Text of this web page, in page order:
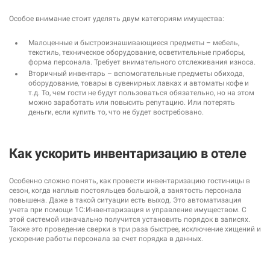
Особое внимание стоит уделять двум категориям имущества:
Малоценные и быстроизнашивающиеся предметы – мебель,
текстиль, техническое оборудование, осветительные приборы,
форма персонала. Требует внимательного отслеживания износа.
Вторичный инвентарь – вспомогательные предметы обихода,
оборудование, товары в сувенирных лавках и автоматы кофе и
т.д. То, чем гости не будут пользоваться обязательно, но на этом
можно заработать или повысить репутацию. Или потерять
деньги, если купить то, что не будет востребовано.
Как ускорить инвентаризацию в отеле
Особенно сложно понять, как провести инвентаризацию гостиницы в
сезон, когда наплыв постояльцев большой, а занятость персонала
повышена. Даже в такой ситуации есть выход. Это автоматизация
учета при помощи 1С:Инвентаризация и управление имуществом. С
этой системой изначально получится установить порядок в записях.
Также это проведение сверки в три раза быстрее, исключение хищений и
ускорение работы персонала за счет порядка в данных.